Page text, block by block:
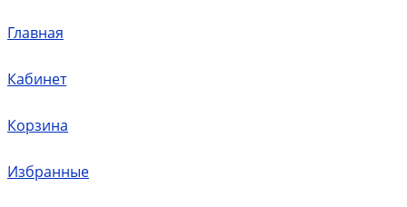
Главная
Кабинет
Корзина
Избранные